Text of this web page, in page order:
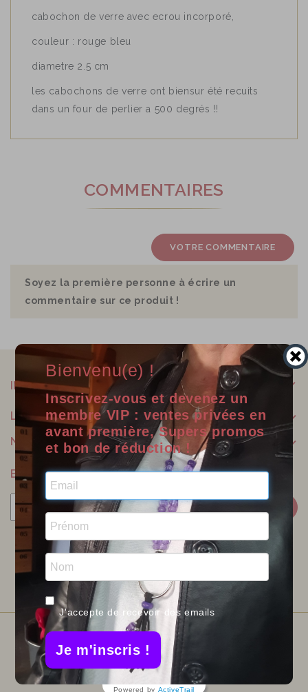
cabochon de verre avec ecrou incorporé,
couleur : rouge bleu
diametre 2.5 cm
les cabochons de verre ont biensur été recuits
dans un four de perlier a 500 degrés !!
COMMENTAIRES
VOTRE COMMENTAIRE
Soyez la première personne à écrire un
commentaire sur ce produit !
INFORMATIONS
LILOO CRÉATIONS
NOTRE SOCIÉTÉ
BULLETIN
Instagram
© 2026 -INFOLIEN - Tous droits réservés.
Bienvenu(e) !
Inscrivez-vous et devenez un
membre VIP : ventes privées en
avant première, Supers promos
et bon de réduction !
J'accepte de recevoir des emails
Je m'inscris !
Powered by ActiveTrail